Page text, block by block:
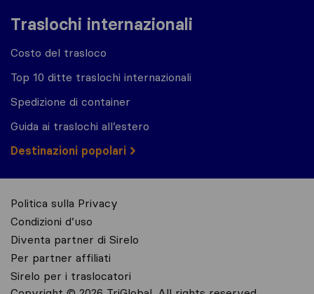
Traslochi internazionali
Costo del trasloco
Top 10 ditte traslochi internazionali
Spedizione di container
Guida ai traslochi all’estero
Destinazioni popolari
Politica sulla Privacy
Condizioni d’uso
Diventa partner di Sirelo
Per partner affiliati
Sirelo per i traslocatori